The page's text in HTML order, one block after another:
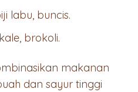
labu, buncis.
brokoli.
makanan
dan sayur tinggi